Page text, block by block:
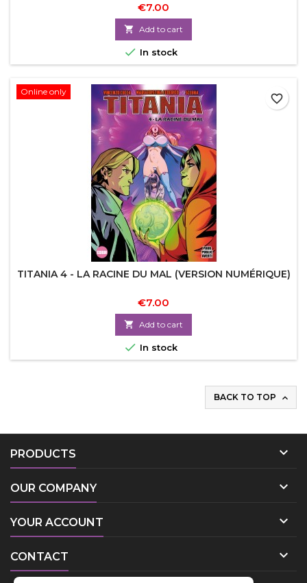
€7.00
 Add to cart
 In stock
Online only
TITANIA 4 - LA RACINE DU MAL (VERSION NUMÉRIQUE)
€7.00
 Add to cart
 In stock
favorite_border
BACK TO TOP 
PRODUCTS 
OUR COMPANY 
YOUR ACCOUNT 
CONTACT 